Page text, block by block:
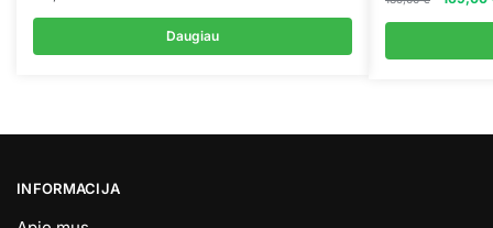
Daugiau
price
189,00
INFORMACIJA